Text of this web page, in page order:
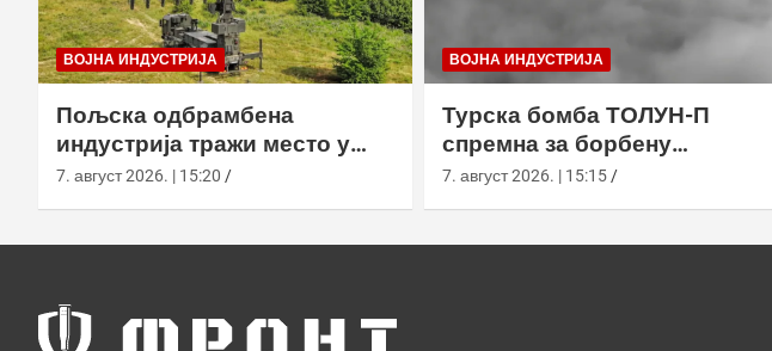
ВОЈНА ИНДУСТРИЈА
Пољска одбрамбена
индустрија тражи место у
европском противракетном
7. август 2026. | 15:20
ВОЈНА ИНДУСТРИЈА
Турска бомба ТОЛУН-П
спремна за борбену
употребу
7. август 2026. | 15:15